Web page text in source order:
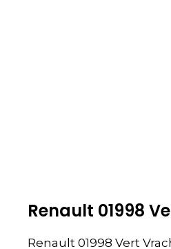
Renault 01998
Renault 01998 Vert